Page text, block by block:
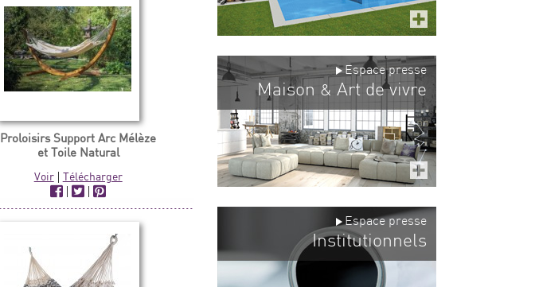
Proloisirs Support Arc Mélèze
et Toile Natural
Voir| Télécharger
|
|
Espace presse
Maison & Art de vivre
Espace presse
Institutionnels